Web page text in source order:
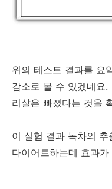
위의 테스트 결과를 요
감소로 볼 수 있겠네요.
리살은 빠졌다는 것을
이 실험 결과 녹차의
다이어트하는데 효과